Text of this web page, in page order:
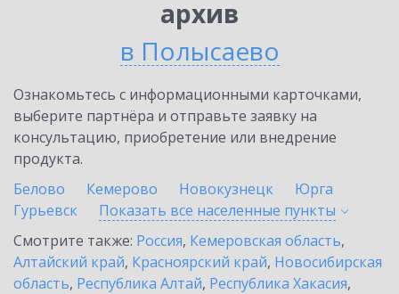
архив
в Полысаево
Ознакомьтесь с информационными карточками,
выберите партнёра и отправьте заявку на
консультацию, приобретение или внедрение
продукта.
Белово
Кемерово Новокузнецк
Юрга
Гурьевск
Показать все населенные пункты
Смотрите также: Россия, Кемеровская область,
Алтайский край, Красноярский край, Новосибирская
область, Республика Алтай, Республика Хакасия,